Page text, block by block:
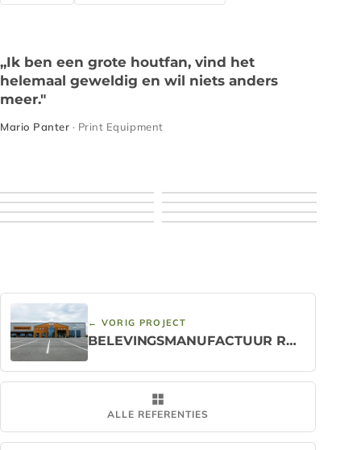
„Ik ben een grote houtfan, vind het
helemaal geweldig en wil niets anders
meer."
Mario Panter · Print Equipment
← VORIG PROJECT
BELEVINGSMANUFACTUUR ROSTOCK
ALLE REFERENTIES